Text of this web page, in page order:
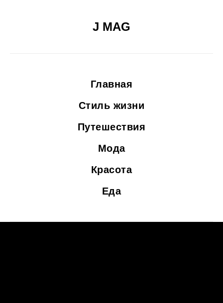
J MAG
Главная
Стиль жизни
Путешествия
Мода
Красота
Еда